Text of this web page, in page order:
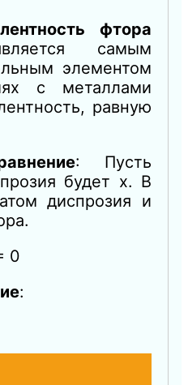
фтора
самым
элементом
с металлами
равную
: Пусть
будет x. В
диспрозия и
0
: